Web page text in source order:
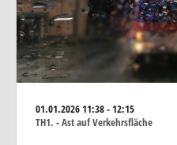
01.01.202611:38 - 12:15
TH1. - Ast auf Verkehrsfläche